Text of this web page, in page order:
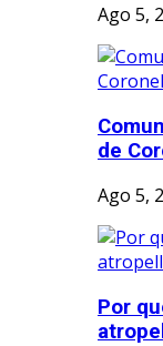
Ago 5,
de
Ago 5,
Por